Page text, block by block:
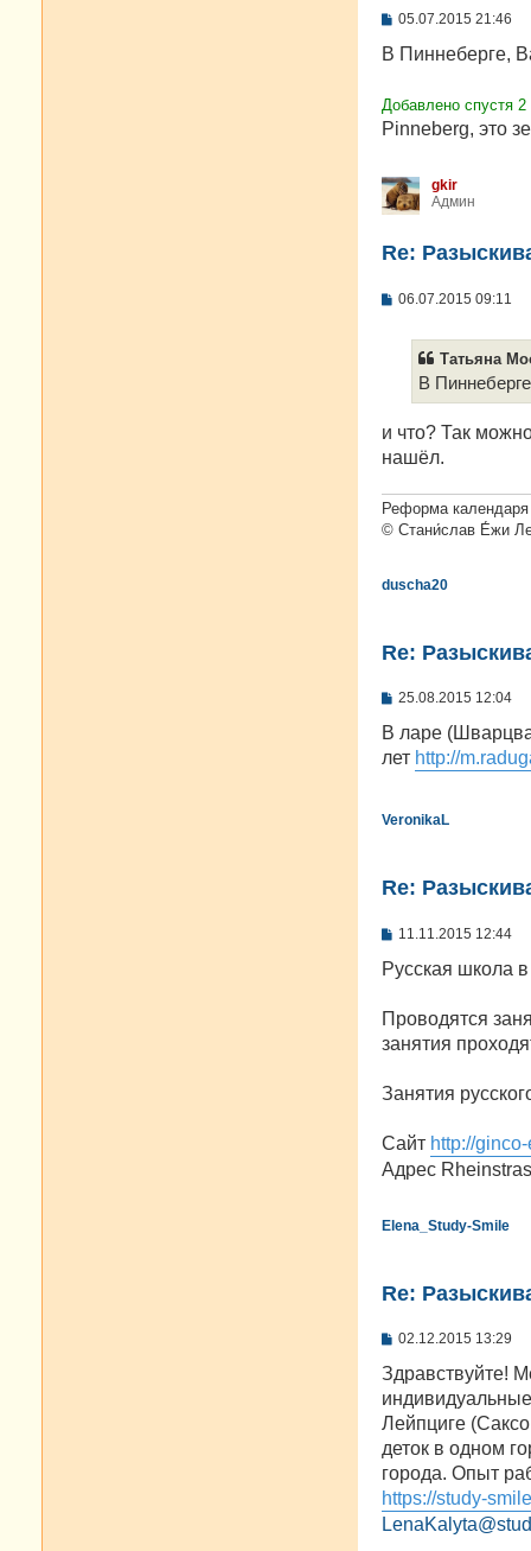
С
о
е
н
и
05.07.2015 21:46
В Пиннеберге,
Добавлено спустя
Pinneberg, это
gkir
Админ
Re:
С
е
06.07.2015 09:11
Татьяна
В
и что? Так
нашёл.
Реформа
© Стани́слав Е́жи
duscha20
Re:
С
щ
и
е
25.08.2015 12:04
В ларе
лет http://
VeronikaL
Re:
С
о
б
е
н
и
11.11.2015 12:44
Русская школа
Проводятся
занятия
Занятия
Сайт http://
Адрес
Elena_Study-Smile
Re:
С
о
б
щ
е
и
е
02.12.2015 13:29
Здравствуйте!
Лейпциге
деток в одном
города. Опыт
https://study-